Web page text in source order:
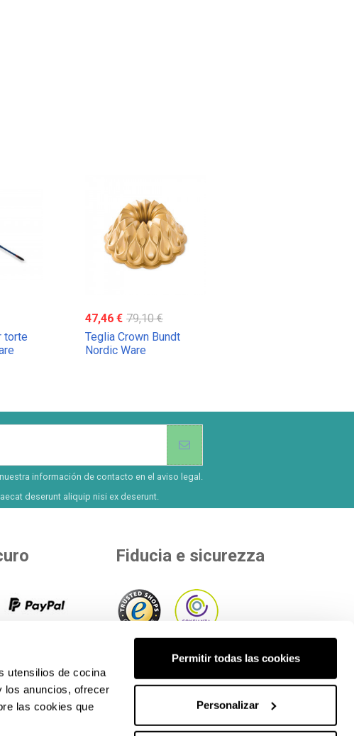
utensilios de cocina
los anuncios, ofrecer
las cookies que
Permitir todas las cookies
Personalizar
torte
47,46 € 79,10 €
Teglia Crown Bundt
Nordic Ware
información de contacto en el aviso legal.
deserunt aliquip nisi ex deserunt.
i metodi di
Fiducia e sicurezza
All'interno di enti indipendenti che